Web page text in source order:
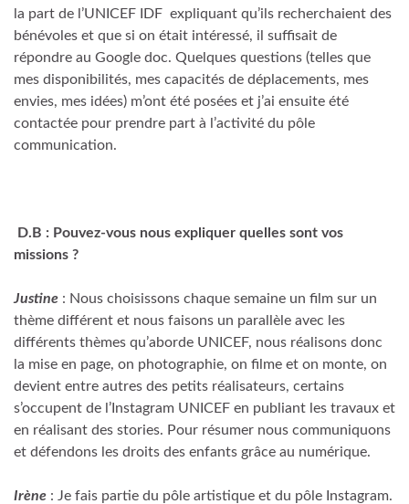
la part de l’UNICEF IDF expliquant qu’ils recherchaient des
bénévoles et que si on était intéressé, il suffisait de
répondre au Google doc. Quelques questions (telles que
mes disponibilités, mes capacités de déplacements, mes
envies, mes idées) m’ont été posées et j’ai ensuite été
contactée pour prendre part à l’activité du pôle
communication.
D.B : Pouvez-vous nous expliquer quelles sont vos
missions ?
Justine : Nous choisissons chaque semaine un film sur un
thème différent et nous faisons un parallèle avec les
différents thèmes qu’aborde UNICEF, nous réalisons donc
la mise en page, on photographie, on filme et on monte, on
devient entre autres des petits réalisateurs, certains
s’occupent de l’Instagram UNICEF en publiant les travaux et
en réalisant des stories. Pour résumer nous communiquons
et défendons les droits des enfants grâce au numérique.
Irène : Je fais partie du pôle artistique et du pôle Instagram.